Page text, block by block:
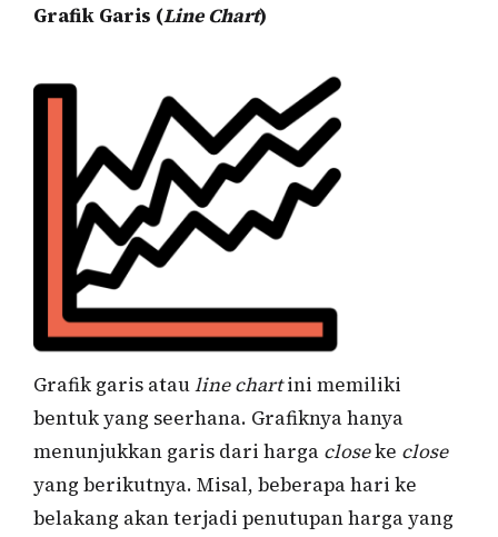
Grafik Garis (Line Chart)
Grafik garis atauline chartini memiliki
bentuk yang seerhana. Grafiknya hanya
menunjukkan garis dari harga closeke close
yang berikutnya. Misal, beberapa hari ke
belakang akan terjadi penutupan harga yang